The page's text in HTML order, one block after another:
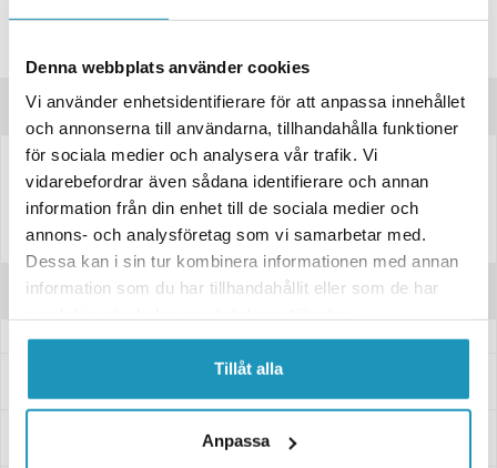
Denna webbplats använder cookies
Vi använder enhetsidentifierare för att anpassa innehållet
och annonserna till användarna, tillhandahålla funktioner
för sociala medier och analysera vår trafik. Vi
vidarebefordrar även sådana identifierare och annan
information från din enhet till de sociala medier och
annons- och analysföretag som vi samarbetar med.
Dessa kan i sin tur kombinera informationen med annan
information som du har tillhandahållit eller som de har
Tillåt alla
Anpassa
Produktinformation
Förlängning av Kimpx Click N Go 2 LT plogramen för dig som kör med
Bandsats monterad och behöver mer frigång för att kunna vinkla
bladet.
Recensioner
Leverans- & Returinformation